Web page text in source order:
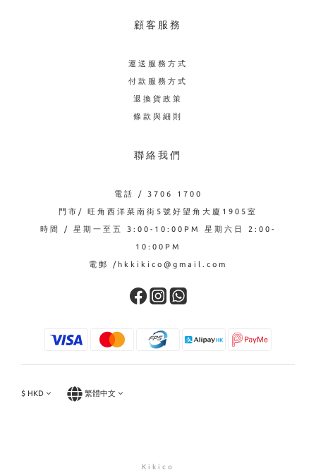
顧客服務
運送服務方式
付款服務方式
退換貨政策
條款與細則
聯絡我們
電話 / 3706 1700
門市/ 旺角西洋菜南街5號好望角大廈1905室
時間 / 星期一至五 3:00-10:00PM 星期六日 2:00-
10:00PM
電郵 /hkkikico@gmail.com
$ HKD 繁體中文
Kikico